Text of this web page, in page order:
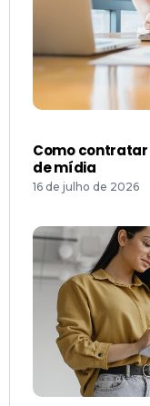
Como
de mídia
16 de julho de 2026